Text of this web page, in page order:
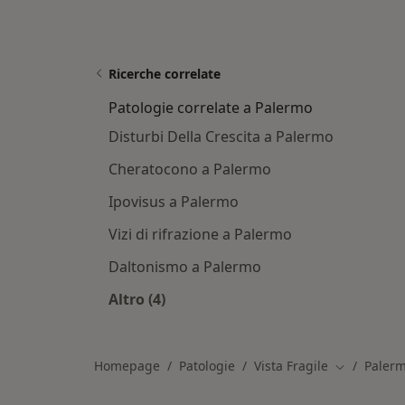
Ricerche correlate
Patologie correlate a Palermo
Disturbi Della Crescita a Palermo
Cheratocono a Palermo
Ipovisus a Palermo
Vizi di rifrazione a Palermo
Daltonismo a Palermo
Altro (4)
Homepage Patologie Vista Fragile Cambia